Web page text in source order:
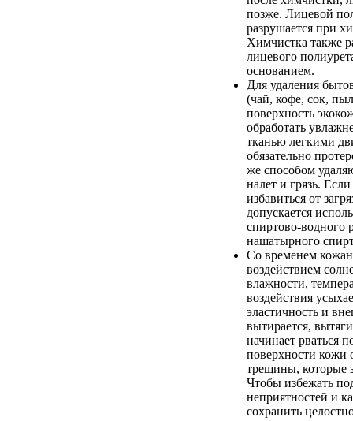
позже. Лицевой
разрушается при
Химчистка также
лицевого
основанием.
Для удаления
(чай, кофе, сок,
поверхность
обработать
тканью легкими
обязательно
же способом
налет и грязь.
избавиться от
допускается
спиртово-водного
нашатырного
Со временем
воздействием
влажности,
воздействия
эластичность и
вытирается,
начинает рваться
поверхности кожи
трещины, которые
Чтобы избежать
неприятностей и
сохранить